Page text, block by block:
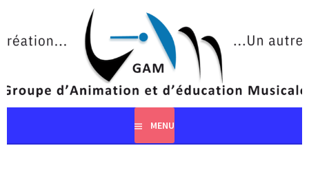
contenu
MENU